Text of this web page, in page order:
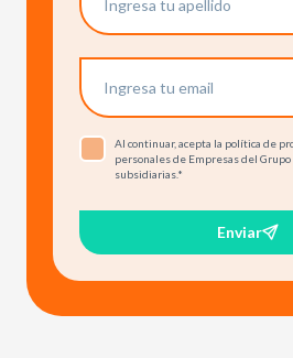
Al continuar, acepta la política de
personales de Empresas del
subsidiarias.*
Enviar